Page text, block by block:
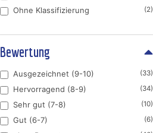
Ohne Klassifizierung (2)
Bewertung
Ausgezeichnet (9-10) (33)
Hervorragend (8-9) (34)
Sehr gut (7-8) (10)
Gut (6-7) (6)